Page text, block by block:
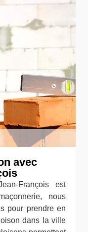
avec
François est
nous
pour prendre en
dans la ville